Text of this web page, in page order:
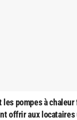
les pompes à
offrir aux locataires